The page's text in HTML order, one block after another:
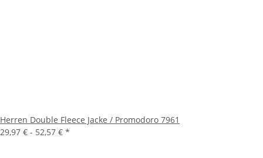
Herren Double Fleece Jacke / Promodoro 7961
29,97 € - 52,57 € *